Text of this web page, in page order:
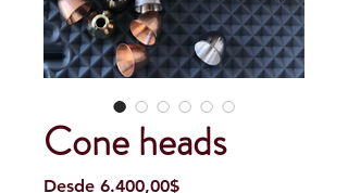
Cone heads
Desde 6.400,00$Precio